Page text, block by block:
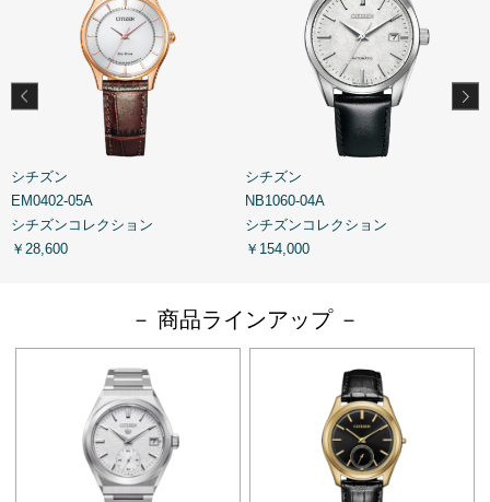
シチズン
EM0402-05A
シチズンコレクション
￥28,600
シチズン
NB1060-04A
シチズンコレクション
￥154,000
－ 商品ラインアップ －